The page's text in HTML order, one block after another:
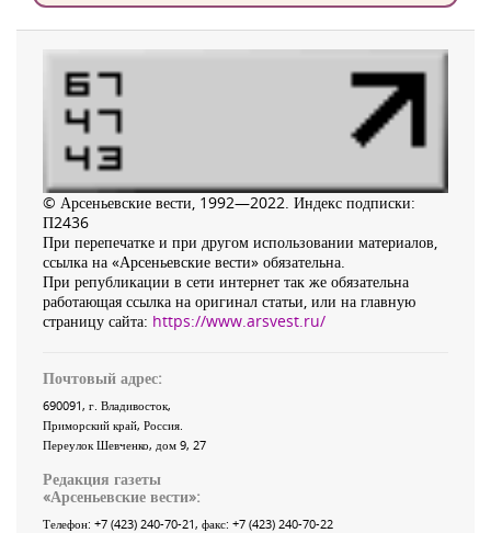
© Арсеньевские вести, 1992—2022. Индекс подписки:
П2436
При перепечатке и при другом использовании материалов,
ссылка на «Арсеньевские вести» обязательна.
При републикации в сети интернет так же обязательна
работающая ссылка на оригинал статьи, или на главную
страницу сайта: https://www.arsvest.ru/
Почтовый адрес:
690091, г. Владивосток,
Приморский край, Россия
Переулок Шевченко, дом 9, 27
Редакция газеты
«Арсеньевские вести»:
Телефон: +7 (423) 240-70-21, факс: +7 (423) 240-70-22